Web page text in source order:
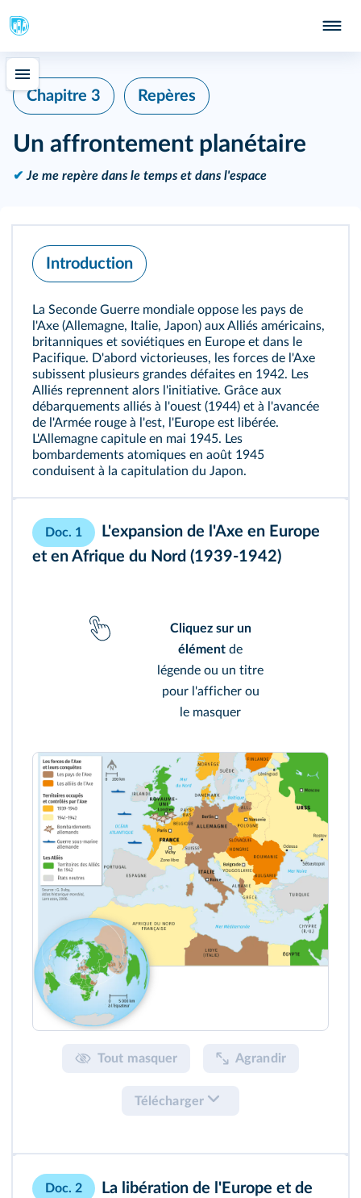
Chapitre 3 Repères
Un affrontement planétaire
✔ Je me repère dans le temps et dans l'espace
Introduction
La Seconde Guerre mondiale oppose les pays de
l'Axe (Allemagne, Italie, Japon) aux Alliés américains,
britanniques et soviétiques en Europe et dans le
Pacifique. D'abord victorieuses, les forces de l'Axe
subissent plusieurs grandes défaites en 1942. Les
Alliés reprennent alors l'initiative. Grâce aux
débarquements alliés à l'ouest (1944) et à l'avancée
de l'Armée rouge à l'est, l'Europe est libérée.
L'Allemagne capitule en mai 1945. Les
bombardements atomiques en août 1945
conduisent à la capitulation du Japon.
Doc. 1
L'expansion de l'Axe en Europe
et en Afrique du Nord (1939-1942)
Cliquez sur un
élément de
légende ou un titre
pour l'afficher ou
le masquer
Tout masquer Agrandir
Télécharger
Doc. 2
La libération de l'Europe et de